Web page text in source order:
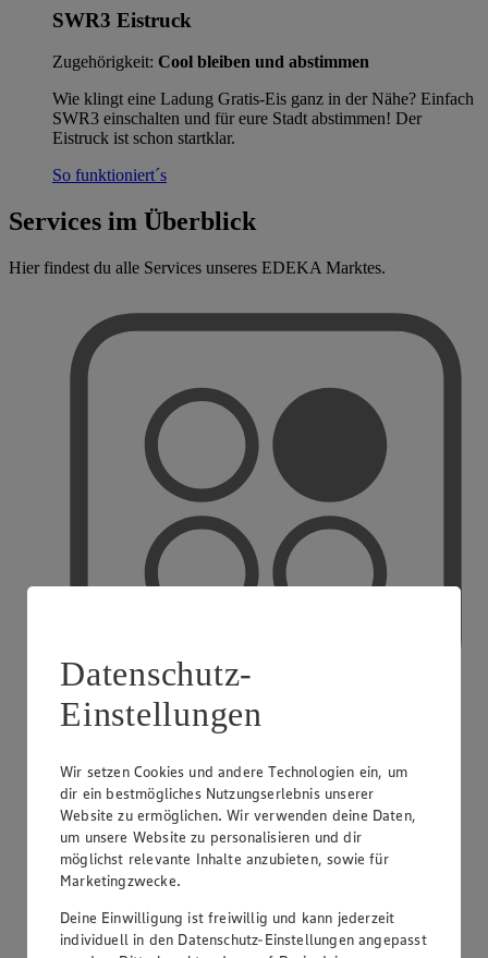
SWR3 Eistruck
Zugehörigkeit: Cool bleiben und abstimmen
Wie klingt eine Ladung Gratis-Eis ganz in der Nähe? Einfach
SWR3 einschalten und für eure Stadt abstimmen! Der
Eistruck ist schon startklar.
So funktioniert´s
Services im Überblick
Hier findest du alle Services unseres EDEKA Marktes.
Datenschutz-
Einstellungen
Wir setzen Cookies und andere Technologien ein, um
dir ein bestmögliches Nutzungserlebnis unserer
Website zu ermöglichen. Wir verwenden deine Daten,
um unsere Website zu personalisieren und dir
möglichst relevante Inhalte anzubieten, sowie für
Marketingzwecke.
Deine Einwilligung ist freiwillig und kann jederzeit
individuell in den Datenschutz-Einstellungen angepasst